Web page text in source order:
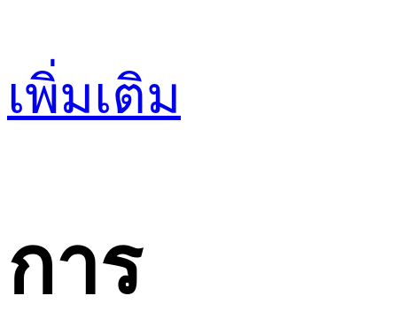
เพิ่มเติม
การ